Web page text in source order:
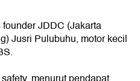
JDDC (Jakarta
Jusri Pulubuhu, motor kecil